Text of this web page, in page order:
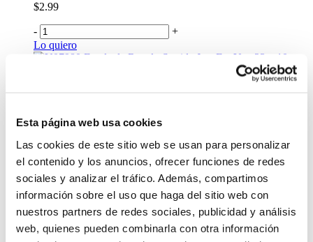
Esta página web usa cookies
Las cookies de este sitio web se usan para personalizar
el contenido y los anuncios, ofrecer funciones de redes
sociales y analizar el tráfico. Además, compartimos
información sobre el uso que haga del sitio web con
nuestros partners de redes sociales, publicidad y análisis
web, quienes pueden combinarla con otra información
$2.99
-
+
Lo quiero
Funda de Regalo Surtida Just For You 23 x 10 x
-
Funda de Regalo Surtida Diseños Abstractos 24 x
8 x 18 cm
$0.99
Lo quiero
Funda de Regalo Surtida Matrimonio 32 x 10 x 26